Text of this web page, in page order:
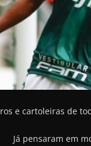
e cartoleiras de
Já pensaram em